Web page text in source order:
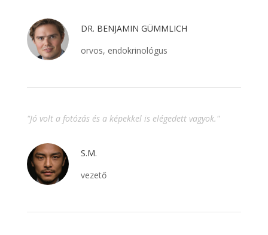
DR. BENJAMIN GÜMMLICH
orvos, endokrinológus
"Jó volt a fotózás és a képekkel is elégedett vagyok."
S.M.
vezető